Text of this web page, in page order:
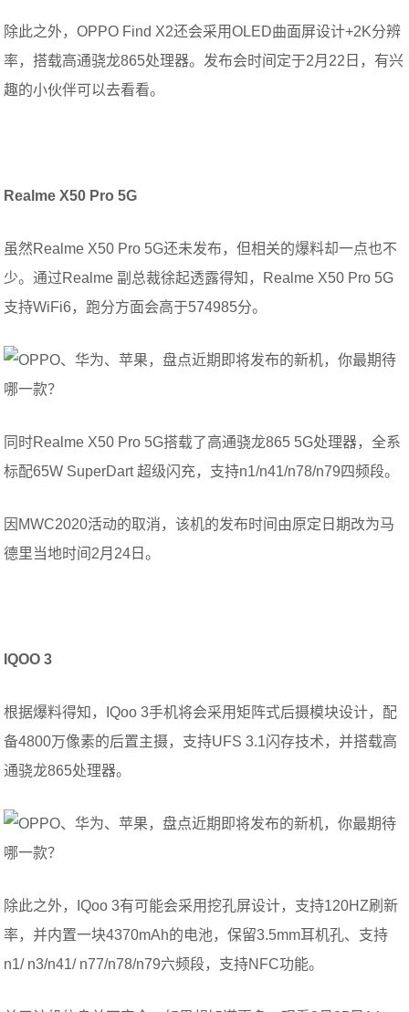
除此之外，OPPO Find X2还会采用OLED曲面屏设计+2K分辨
率，搭载高通骁龙865处理器。发布会时间定于2月22日，有兴
趣的小伙伴可以去看看。
Realme X50 Pro 5G
虽然Realme X50 Pro 5G还未发布，但相关的爆料却一点也不
少。通过Realme 副总裁徐起透露得知，Realme X50 Pro 5G
支持WiFi6，跑分方面会高于574985分。
同时Realme X50 Pro 5G搭载了高通骁龙865 5G处理器，全系
标配65W SuperDart 超级闪充，支持n1/n41/n78/n79四频段。
因MWC2020活动的取消，该机的发布时间由原定日期改为马
德里当地时间2月24日。
IQOO 3
根据爆料得知，IQoo 3手机将会采用矩阵式后摄模块设计，配
备4800万像素的后置主摄，支持UFS 3.1闪存技术，并搭载高
通骁龙865处理器。
除此之外，IQoo 3有可能会采用挖孔屏设计，支持120HZ刷新
率，并内置一块4370mAh的电池，保留3.5mm耳机孔、支持
n1/ n3/n41/ n77/n78/n79六频段，支持NFC功能。